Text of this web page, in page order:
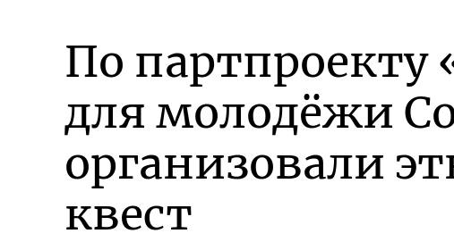
По партпроекту
для молодёжи
организовали
квест